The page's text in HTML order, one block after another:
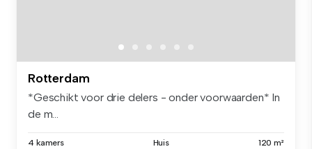
Rotterdam
*Geschikt voor drie delers - onder voorwaarden* In
de m...
4 kamers Huis 120 m²